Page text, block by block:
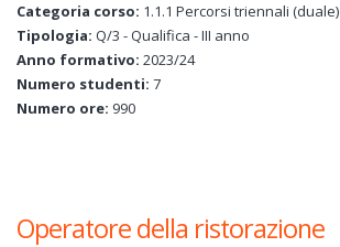
Categoria corso: 1.1.1 Percorsi triennali (duale)
Tipologia: Q/3 - Qualifica - III anno
Anno formativo: 2023/24
Numero studenti: 7
Numero ore: 990
Operatore della ristorazione